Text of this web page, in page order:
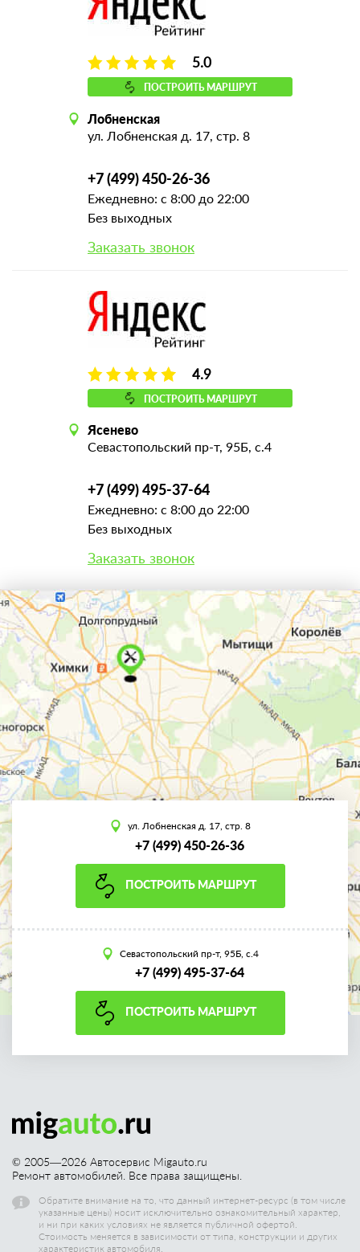
5.0
ПОСТРОИТЬ МАРШРУТ
Лобненская
ул. Лобненская д. 17, стр. 8
+7 (499) 450-26-36
Ежедневно: с 8:00 до 22:00
Без выходных
Заказать звонок
4.9
ПОСТРОИТЬ МАРШРУТ
Ясенево
Севастопольский пр-т, 95Б, с.4
+7 (499) 495-37-64
Ежедневно: с 8:00 до 22:00
Без выходных
Заказать звонок
ул. Лобненская д. 17, стр. 8
+7 (499) 450-26-36
ПОСТРОИТЬ МАРШРУТ
Севастопольский пр-т, 95Б, с.4
+7 (499) 495-37-64
ПОСТРОИТЬ МАРШРУТ
© 2005—2026 Автосервис Migauto.ru
Ремонт автомобилей. Все права защищены.
Обратите внимание на то, что данный интернет-ресурс (в том числе
указанные цены) носит исключительно ознакомительный характер,
и ни при каких условиях не является публичной офертой.
Стоимость меняется в зависимости от типа, конструкции и других
характеристик автомобиля.